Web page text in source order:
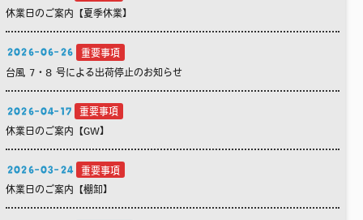
休業日のご案内【夏季休業】
2026-06-26
重要事項
台風 7・8 号による出荷停止のお知らせ
2026-04-17
重要事項
休業日のご案内【GW】
2026-03-24
重要事項
休業日のご案内【棚卸】